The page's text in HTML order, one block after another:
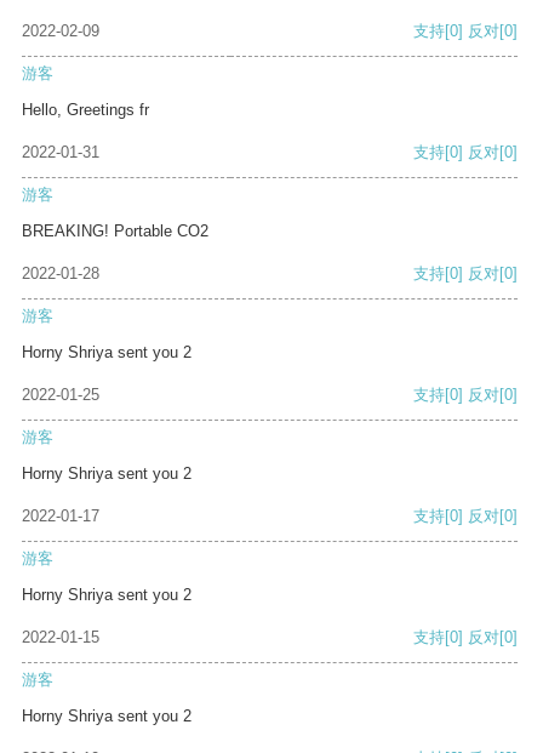
2022-02-09 支持[0] 反对[0]
游客
Hello, Greetings fr
2022-01-31 支持[0] 反对[0]
游客
BREAKING! Portable CO2
2022-01-28 支持[0] 反对[0]
游客
Horny Shriya sent you 2
2022-01-25 支持[0] 反对[0]
游客
Horny Shriya sent you 2
2022-01-17 支持[0] 反对[0]
游客
Horny Shriya sent you 2
2022-01-15 支持[0] 反对[0]
游客
Horny Shriya sent you 2